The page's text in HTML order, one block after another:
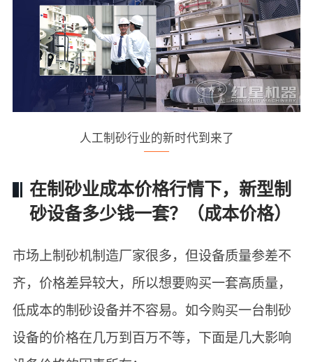
人工制砂行业的新时代到来了
在制砂业成本价格行情下，新型制
砂设备多少钱一套？（成本价格）
市场上制砂机制造厂家很多，但设备质量参差不
齐，价格差异较大，所以想要购买一套高质量，
低成本的制砂设备并不容易。如今购买一台制砂
设备的价格在几万到百万不等，下面是几大影响